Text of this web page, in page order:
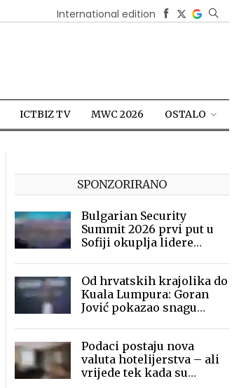
International edition
ICTBIZ TV MWC 2026 OSTALO
SPONZORIRANO
Bulgarian Security
Summit 2026 prvi put u
Sofiji okuplja lidere
Od hrvatskih krajolika do
Kuala Lumpura: Goran
Jović pokazao snagu
Podaci postaju nova
valuta hotelijerstva – ali
vrijede tek kada su